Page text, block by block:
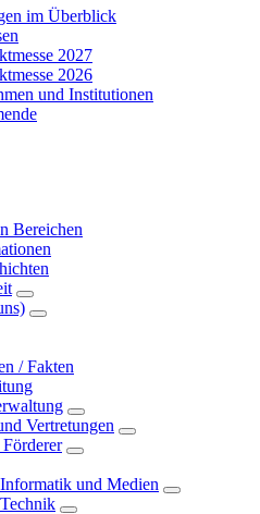
im Überblick
2027
2026
und Institutionen
Bereichen
/ Fakten
Vertretungen
und Medien